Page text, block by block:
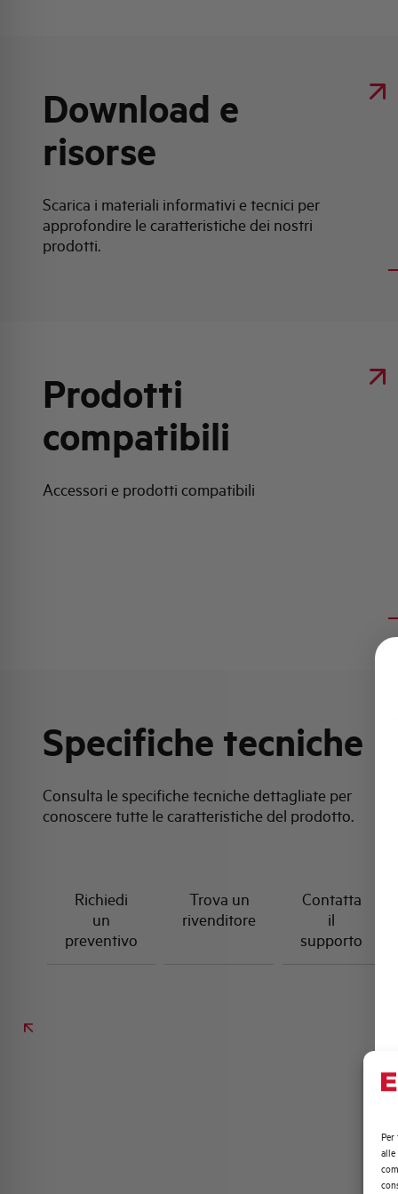
Per
alle
Download e
risorse
Scarica i materiali informativi e tecnici per
approfondire le caratteristiche dei nostri
prodotti.
Prodotti
compatibili
Accessori e prodotti compatibili
Specifiche tecniche
Consulta le specifiche tecniche dettagliate per
conoscere tutte le caratteristiche del prodotto.
Richiedi
un
preventivo
Trova un
rivenditore
Contatta
il
supporto